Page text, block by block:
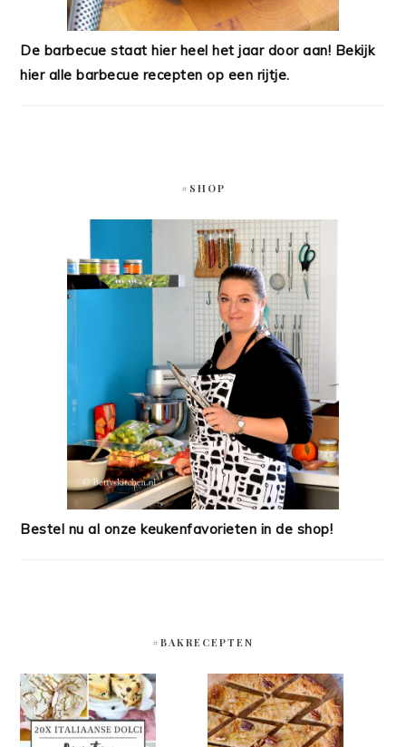
De barbecue staat hier heel het jaar door aan! Bekijk
hier alle barbecue recepten op een rijtje.
#SHOP
Bestel nu al onze keukenfavorieten in de shop!
#BAKRECEPTEN